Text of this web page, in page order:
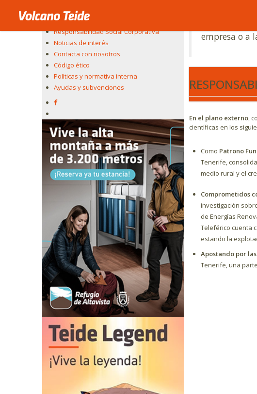
Corporativa
Convocatorias e información al accionista
Responsabilidad Social Corporativa
Noticias de interés
Contacta con nosotros
Código ético
Políticas y normativa interna
Ayudas y subvenciones
Se convoca
empresa o a
las normas de
personal, cumpliendo
instalaciones en el
En el plano externo,
científicas en los
Como Patrono
Tenerife,
medio rural y el
Comprometidos
investigación
de Energías
Teleférico cuenta
estando la
Apostando por
Tenerife, una